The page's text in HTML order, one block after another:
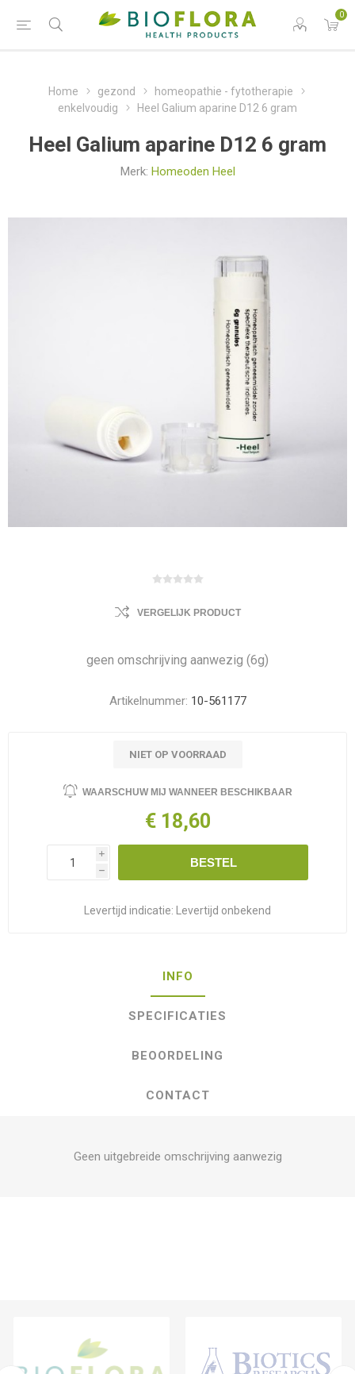
0
Home gezond
homeopathie - fytotherapie
enkelvoudig
Heel Galium aparine D12 6 gram
Heel Galium aparine D12 6 gram
Merk: Homeoden Heel
VERGELIJK PRODUCT
geen omschrijving aanwezig (6g)
Artikelnummer: 10-561177
NIET OP VOORRAAD
WAARSCHUW MIJ WANNEER BESCHIKBAAR
€ 18,60
i
h
BESTEL
Levertijd indicatie: Levertijd onbekend
INFO
SPECIFICATIES
BEOORDELING
CONTACT
Geen uitgebreide omschrijving aanwezig